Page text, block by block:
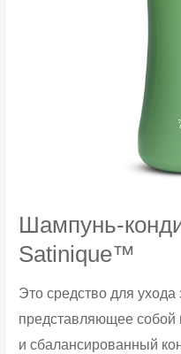
Шампунь-
Satinique™
Это средство для ухода
представляющее
и сбалансированный